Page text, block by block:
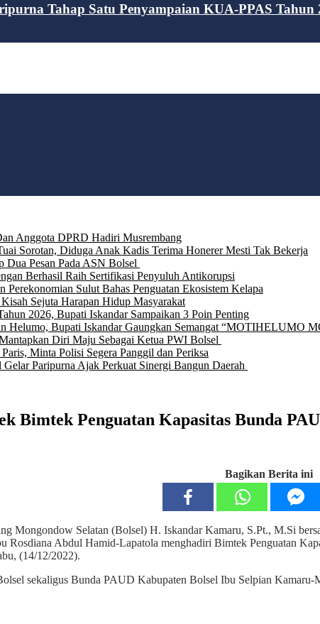
Tahap Satu Penyampaian KUA-PPAS Tahun
Anggota DPRD Hadiri Musrembang
Sorotan, Diduga Anak Kadis Terima Honerer Mesti Tak Bekerja
Pesan Pada ASN Bolsel
Berhasil Raih Sertifikasi Penyuluh Antikorupsi
Sulut Bahas Penguatan Ekosistem Kelapa
Sejuta Harapan Hidup Masyarakat
2026, Bupati Iskandar Sampaikan 3 Poin Penting
Helumo, Bupati Iskandar Gaungkan Semangat “MOTIHELUMO
Diri Maju Sebagai Ketua PWI Bolsel
Minta Polisi Segera Panggil dan Periksa
Paripurna Ajak Perkuat Sinergi Bangun Daerah
Bimtek Penguatan Kapasitas Bunda
Bagikan Berita ini
Selatan (Bolsel) H. Iskandar Kamaru, S.Pt., M.Si
Rosdiana Abdul Hamid-Lapatola menghadiri Bimtek Penguatan
(14/12/2022).
sekaligus Bunda PAUD Kabupaten Bolsel Ibu Selpian